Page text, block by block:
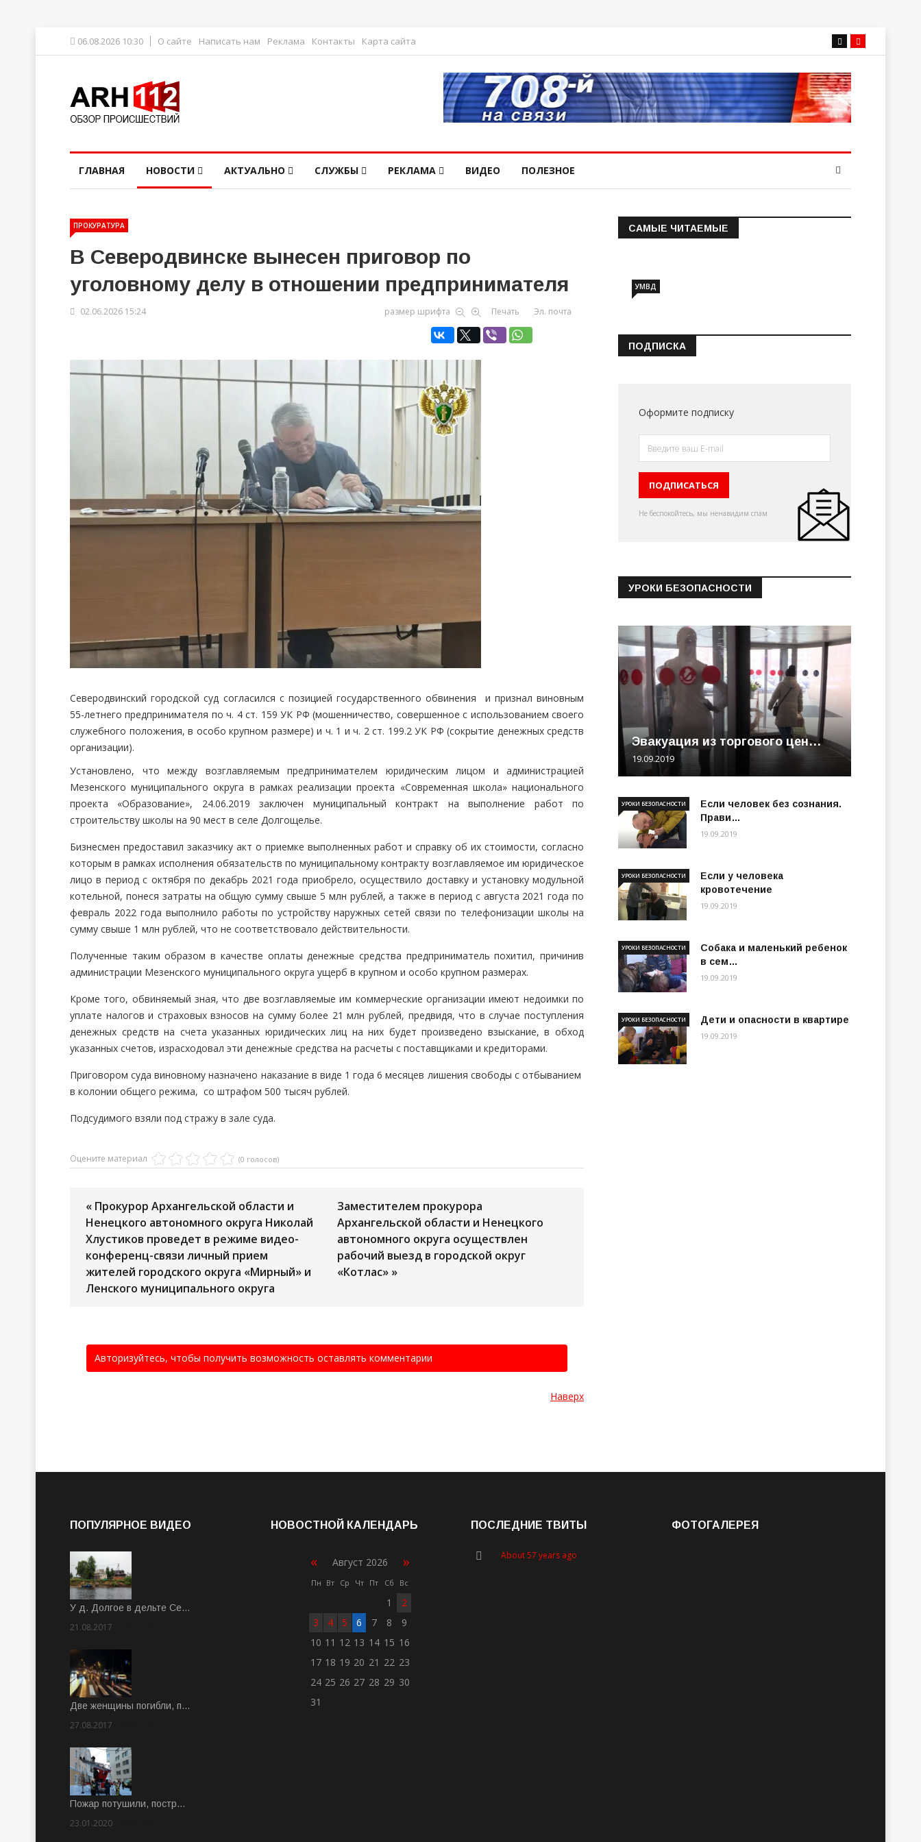
06.08.2026 10:30 О сайте Написать нам Реклама Контакты Карта сайта
ГЛАВНАЯ НОВОСТИ АКТУАЛЬНО СЛУЖБЫ РЕКЛАМА ВИДЕО ПОЛЕЗНОЕ
ПРОКУРАТУРА
В Северодвинске вынесен приговор по
уголовному делу в отношении предпринимателя
02.06.2026 15:24 размер шрифта Печать Эл. почта
Северодвинский городской суд согласился с позицией государственного обвинения и признал виновным
55-летнего предпринимателя по ч. 4 ст. 159 УК РФ (мошенничество, совершенное с использованием своего
служебного положения, в особо крупном размере) и ч. 1 и ч. 2 ст. 199.2 УК РФ (сокрытие денежных средств
организации).
Установлено, что между возглавляемым предпринимателем юридическим лицом и администрацией
Мезенского муниципального округа в рамках реализации проекта «Современная школа» национального
проекта «Образование», 24.06.2019 заключен муниципальный контракт на выполнение работ по
строительству школы на 90 мест в селе Долгощелье.
Бизнесмен предоставил заказчику акт о приемке выполненных работ и справку об их стоимости, согласно
которым в рамках исполнения обязательств по муниципальному контракту возглавляемое им юридическое
лицо в период с октября по декабрь 2021 года приобрело, осуществило доставку и установку модульной
котельной, понеся затраты на общую сумму свыше 5 млн рублей, а также в период с августа 2021 года по
февраль 2022 года выполнило работы по устройству наружных сетей связи по телефонизации школы на
сумму свыше 1 млн рублей, что не соответствовало действительности.
Полученные таким образом в качестве оплаты денежные средства предприниматель похитил, причинив
администрации Мезенского муниципального округа ущерб в крупном и особо крупном размерах.
Кроме того, обвиняемый зная, что две возглавляемые им коммерческие организации имеют недоимки по
уплате налогов и страховых взносов на сумму более 21 млн рублей, предвидя, что в случае поступления
денежных средств на счета указанных юридических лиц на них будет произведено взыскание, в обход
указанных счетов, израсходовал эти денежные средства на расчеты с поставщиками и кредиторами.
Приговором суда виновному назначено наказание в виде 1 года 6 месяцев лишения свободы с отбыванием
в колонии общего режима, со штрафом 500 тысяч рублей.
Подсудимого взяли под стражу в зале суда.
Оцените материал (0 голосов)
« Прокурор Архангельской области и
Ненецкого автономного округа Николай
Хлустиков проведет в режиме видео-
конференц-связи личный прием
жителей городского округа «Мирный» и
Ленского муниципального округа
Заместителем прокурора
Архангельской области и Ненецкого
автономного округа осуществлен
рабочий выезд в городской округ
«Котлас» »
Авторизуйтесь, чтобы получить возможность оставлять комментарии
Наверх
САМЫЕ ЧИТАЕМЫЕ
Информация о состоянии
УМВД
ПОДПИСКА
Оформите подписку
Не беспокойтесь, мы ненавидим спам
УРОКИ БЕЗОПАСНОСТИ
Эвакуация из торгового цен…
19.09.2019
Если человек без сознания.
Прави…
УРОКИ БЕЗОПАСНОСТИ
19.09.2019
Если у человека
кровотечение
УРОКИ БЕЗОПАСНОСТИ
19.09.2019
Собака и маленький ребенок
в сем…
УРОКИ БЕЗОПАСНОСТИ
19.09.2019
Дети и опасности в квартире
УРОКИ БЕЗОПАСНОСТИ
19.09.2019
ПОПУЛЯРНОЕ ВИДЕО
У д. Долгое в дельте Се…
21.08.2017
Две женщины погибли, п…
27.08.2017
Пожар потушили, постр…
23.01.2020
НОВОСТНОЙ КАЛЕНДАРЬ
« Август 2026 »
Пн Вт Ср Чт Пт Сб Вс
1
2
3
4 5 6 7 8
9
10 11 12 13 14 15 16
17 18 19 20 21 22 23
24 25 26 27 28 29 30
31
ПОСЛЕДНИЕ ТВИТЫ
About 57 years ago
ФОТОГАЛЕРЕЯ